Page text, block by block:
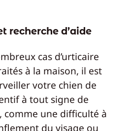
recherche d’aide
cas d’urticaire
à la maison, il est
votre chien de
à tout signe de
comme une difficulté à
du visage ou